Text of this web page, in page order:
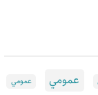
عمومي
عمومي